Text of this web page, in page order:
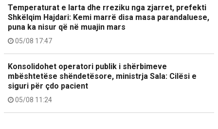
Temperaturat e larta dhe rreziku nga zjarret, prefekti
Shkëlqim Hajdari: Kemi marrë disa masa parandaluese,
puna ka nisur që në muajin mars
05/08 17:47
Konsolidohet operatori publik i shërbimeve
mbështetëse shëndetësore, ministrja Sala: Cilësi e
siguri për çdo pacient
05/08 11:24